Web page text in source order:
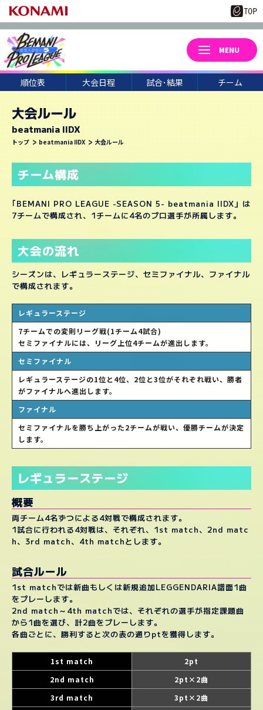
順位表 大会日程 試合･結果
3月22日(日)
チーム
UCCHIE
WELLOW
HAKU0
NAGACH
CORI-
NIKE.
TEMIKO
CHARM
KUREI
HINO38
CHEPY.
NEON
IGW.
LOOT
KKM*
PAYA
INARI
U*TAKA
CYBERX
LEO
DON*
DINASO
G*
NUCHIO
大会ルール
beatmania IIDX
トップ beatmania IIDX 大会ルール
チーム構成
｢BEMANI PRO LEAGUE -SEASON 5- beatmania IIDX」は
7チームで構成され、1チームに4名のプロ選手が所属します。
大会の流れ
シーズンは、レギュラーステージ、セミファイナル、ファイナル
で構成されます。
レギュラーステージ
7チームでの変則リーグ戦(1チーム4試合)
セミファイナルには、リーグ上位4チームが進出します。
セミファイナル
レギュラーステージの1位と4位、2位と3位がそれぞれ戦い、勝者
がファイナルへ進出します。
ファイナル
セミファイナルを勝ち上がった2チームが戦い、優勝チームが決定
します。
レギュラーステージ
概要
両チーム4名ずつによる4対戦で構成されます。
1試合に行われる4対戦は、それぞれ、1st match、2nd matc
h、3rd match、4th matchとします。
試合ルール
1st matchでは新曲もしくは新規追加LEGGENDARIA譜面1曲
をプレーします。
2nd match～4th matchでは、それぞれの選手が指定課題曲
から1曲を選び、計2曲をプレーします。
各曲ごとに、勝利すると次の表の通りptを獲得します。
1st match
2pt
2nd match
2pt×2曲
3rd match
3pt×2曲